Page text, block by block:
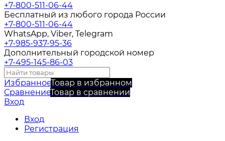
+7-800-511-06-44
Бесплатный из любого города России
+7-800-511-06-44
WhatsApp, Viber, Telegram
+7-985-937-95-36
Дополнительный городской номер
+7-495-145-86-03
ИзбранноеТовар в избранном
СравнениеТовар в сравнении
Вход
Вход
Регистрация